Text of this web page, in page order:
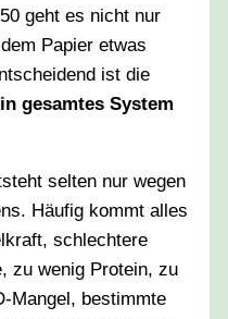
geht es nicht nur
Papier etwas
ist die
gesamtes System
selten nur wegen
Häufig kommt alles
schlechtere
zu wenig Protein, zu
Mangel, bestimmte